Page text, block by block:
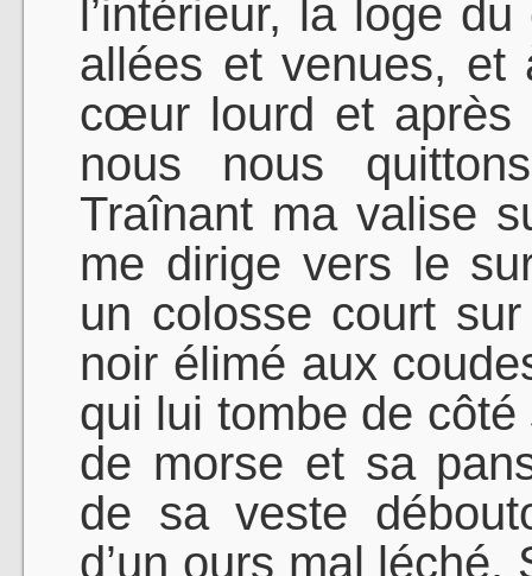
l’intérieur, la loge
allées et venues, et
cœur lourd et après
nous nous
Traînant ma valise
me dirige vers le
un colosse court
noir élimé aux
qui lui tombe de côté
de morse et sa
de sa veste
d’un ours mal léché.